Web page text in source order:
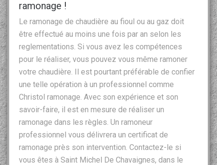
ramonage !
Le ramonage de chaudière au fioul ou au gaz doit
être effectué au moins une fois par an selon les
reglementations. Si vous avez les compétences
pour le réaliser, vous pouvez vous même ramoner
votre chaudière. Il est pourtant préférable de confier
une telle opération à un professionnel comme
Christol ramonage. Avec son expérience et son
savoir-faire, il est en mesure de réaliser un
ramonage dans les règles. Un ramoneur
professionnel vous délivrera un certificat de
ramonage près son intervention. Contactez-le si
vous êtes à Saint Michel De Chavaignes, dans le